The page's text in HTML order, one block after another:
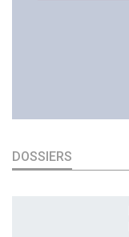
DOSSIERS